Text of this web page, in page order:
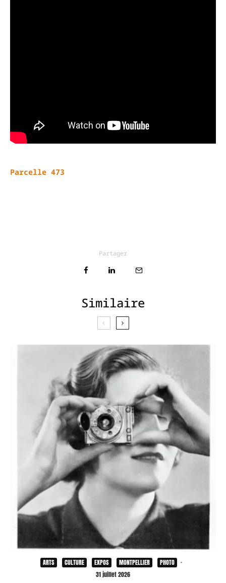
Parcelle 473
Partager
Similaire
ARTS CULTURE EXPOS MONTPELLIER PHOTO
·
31 juillet 2026